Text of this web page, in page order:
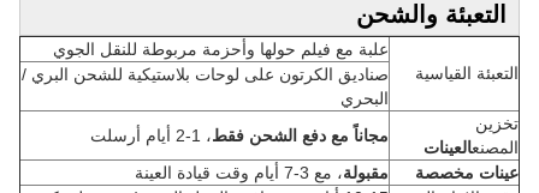
التعبئة والشحن
التعبئة القياسية
علبة مع فيلم حولها وأحزمة مربوطة للنقل الجوي
صناديق الكرتون على لوحات بلاستيكية للشحن البري /
البحري
تخزين
المصنعالعينات
مجاناً مع دفع الشحن فقط، 1-2 أيام أرسلت
عينات مخصصة
مقبولة، مع 3-7 أيام وقت قيادة العينة